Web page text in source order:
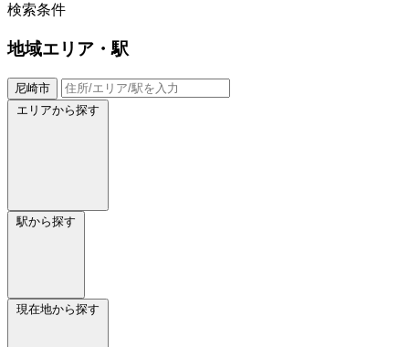
検索条件
地域エリア・駅
尼崎市
エリアから探す
駅から探す
現在地から探す